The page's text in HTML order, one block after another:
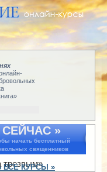
»
начать бесплатный
священников
ВСЕ КУРСЫ »
трезвым»